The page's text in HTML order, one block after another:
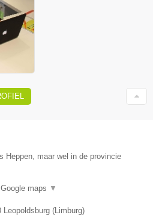
Heppen, maar wel in de provincie
Google maps ▼
Leopoldsburg (Limburg)